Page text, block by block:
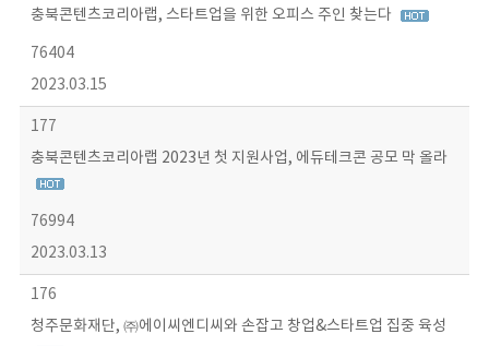
충북콘텐츠코리아랩, 스타트업을 위한 오피스 주인 찾는다
76404
2023.03.15
177
충북콘텐츠코리아랩 2023년 첫 지원사업, 에듀테크콘 공모 막 올라
76994
2023.03.13
176
청주문화재단, ㈜에이씨엔디씨와 손잡고 창업&스타트업 집중 육성